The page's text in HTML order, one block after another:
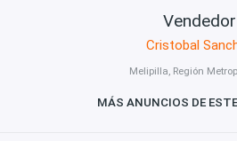
Vendedor
Cristobal
Melipilla, Región
MÁS ANUNCIOS DE